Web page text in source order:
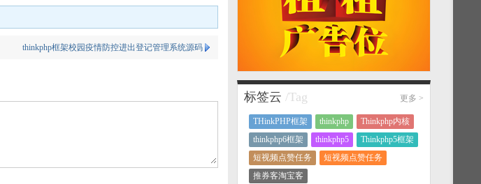
更多 >
标签云 /Tag
THinkPHP框架 thinkphp
Thinkphp内核
thinkphp6框架
thinkphp5
Thinkphp5框架
短视频点赞任务
短视频点赞任务
推券客淘宝客
thinkphp框架校园疫情防控进出登记管理系统源码